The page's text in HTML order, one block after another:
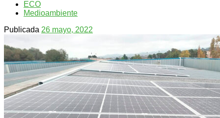
ECO
Medioambiente
Publicada 26 mayo, 2022